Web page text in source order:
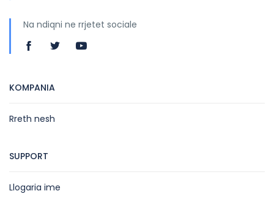
Na ndiqni ne rrjetet sociale
KOMPANIA
Rreth nesh
SUPPORT
Llogaria ime